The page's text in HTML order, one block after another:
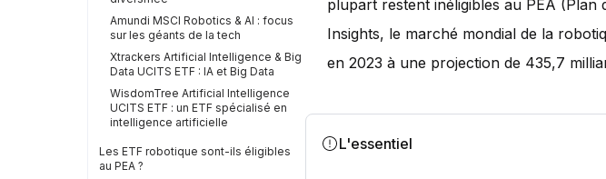
Amundi MSCI Robotics & AI : focus
sur les géants de la tech
Xtrackers Artificial Intelligence & Big
Data UCITS ETF : IA et Big Data
WisdomTree Artificial Intelligence
UCITS ETF : un ETF spécialisé en
intelligence artificielle
Les ETF robotique sont-ils éligibles
au PEA ?
plupart restent inéligibles au PEA
Insights, le marché mondial de la
en 2023 à une projection de 435,7
L'essentiel